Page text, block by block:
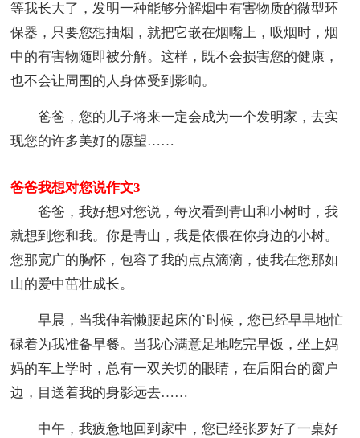
等我长大了，发明一种能够分解烟中有害物质的微型环
保器，只要您想抽烟，就把它嵌在烟嘴上，吸烟时，烟
中的有害物随即被分解。这样，既不会损害您的健康，
也不会让周围的人身体受到影响。
爸爸，您的儿子将来一定会成为一个发明家，去实
现您的许多美好的愿望……
爸爸我想对您说作文3
爸爸，我好想对您说，每次看到青山和小树时，我
就想到您和我。你是青山，我是依偎在你身边的小树。
您那宽广的胸怀，包容了我的点点滴滴，使我在您那如
山的爱中茁壮成长。
早晨，当我伸着懒腰起床的`时候，您已经早早地忙
碌着为我准备早餐。当我心满意足地吃完早饭，坐上妈
妈的车上学时，总有一双关切的眼睛，在后阳台的窗户
边，目送着我的身影远去……
中午，我疲惫地回到家中，您已经张罗好了一桌好